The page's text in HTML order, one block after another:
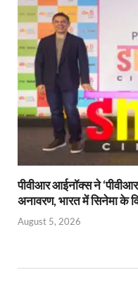
पीवीआर आईनॉक्स ने
अनावरण, भारत में सिनेमा
August 5, 2026